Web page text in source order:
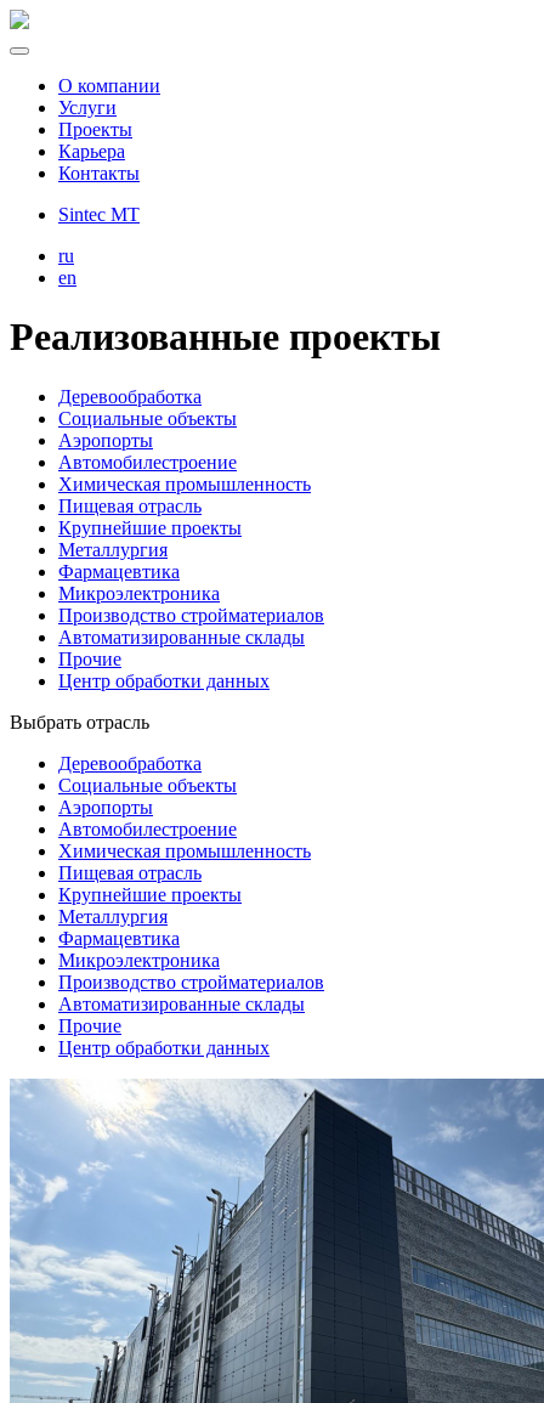
О компании
Услуги
Проекты
Карьера
Контакты
Sintec MT
ru
en
Реализованные проекты
Деревообработка
Социальные объекты
Аэропорты
Автомобилестроение
Химическая промышленность
Пищевая отрасль
Крупнейшие проекты
Металлургия
Фармацевтика
Микроэлектроника
Производство стройматериалов
Автоматизированные склады
Прочие
Центр обработки данных
Выбрать отрасль
Деревообработка
Социальные объекты
Аэропорты
Автомобилестроение
Химическая промышленность
Пищевая отрасль
Крупнейшие проекты
Металлургия
Фармацевтика
Микроэлектроника
Производство стройматериалов
Автоматизированные склады
Прочие
Центр обработки данных